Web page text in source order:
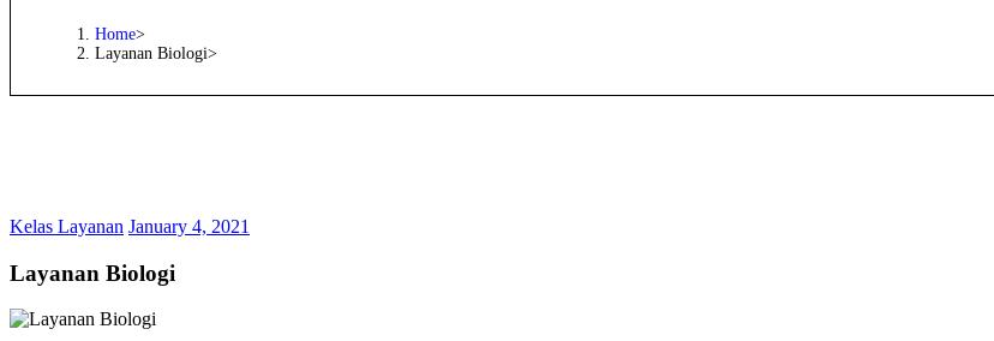
Home
Layanan Biologi
Kelas Layanan January 4, 2021
Layanan Biologi